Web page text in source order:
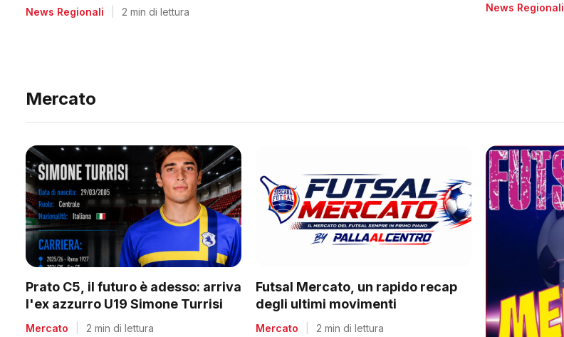
News Regionali 2 min di lettura News Regionali
Mercato
Prato C5, il futuro è adesso: arriva
l'ex azzurro U19 Simone Turrisi
Mercato 2 min di lettura
Futsal Mercato, un rapido recap
degli ultimi movimenti
Mercato 2 min di lettura